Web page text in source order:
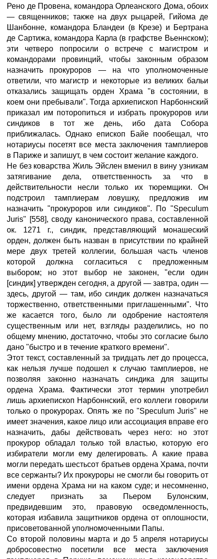
Рено де Провена, командора Орлеанского Дома, обоих
— священников; также на двух рыцарей, Гийома де
Шанбонне, командора Бландеи (в Крезе) и Бертрана
де Сартижа, командора Карла (в графстве Вьеннском);
эти четверо попросили о встрече с магистром и
командорами провинций, чтобы законным образом
назначить прокуроров — на что уполномоченные
ответили, что магистр и некоторые из великих бальи
отказались защищать орден Храма "в состоянии, в
коем они пребывали". Тогда архиепископ Нарбоннский
приказал им поторопиться и избрать прокуроров или
синдиков в тот же день, ибо дата Собора
приближалась. Однако епископ Байе пообещал, что
нотариусы посетят все места заключения тамплиеров
в Париже и запишут, в чем состоит желание каждого.
Не без коварства Жиль Эйслен вменил в вину узникам
затягивание дела, ответственность за что в
действительности несли только их тюремщики. Он
подстроил тамплиерам ловушку, предложив им
назначить "прокуроров или синдиков". По "Speculum
Juris" [558], своду канонического права, составленной
ок. 1271 г., синдик, представляющий монашеский
орден, должен быть назван в присутствии по крайней
мере двух третей коллегии, большая часть членов
которой должна согласиться с предложенным
выбором; но этот выбор не законен, "если один
[синдик] утвержден сегодня, а другой — завтра, один —
здесь, другой — там, ибо синдик должен назначаться
торжественно, ответственными приглашенными". Что
же касается того, было ли одобрение настоятеля
существенным или нет, взгляды разделились, но по
общему мнению, достаточно, чтобы это согласие было
дано "быстро и в течение краткого времени".
Этот текст, составленный за тридцать лет до процесса,
как нельзя лучше подошел к случаю тамплиеров, не
позволяя законно назначать синдика для защиты
ордена Храма. Фактически этот термин употребил
лишь архиепископ Нарбоннский, его коллеги говорили
только о прокурорах. Опять же по "Speculum Juris" не
имеет значения, какое лицо или ассоциация вправе его
назначить, дабы действовать через него: но этот
прокурор обладал только той властью, которую его
избиратели могли ему делегировать. А какие права
могли передать шестьсот братьев ордена Храма, почти
все сержанты? Их прокуроры не смогли бы говорить от
имени ордена Храма ни на каком суде; и несомненно,
следует признать за Пьером Булонским,
предвидевшим это, правовую осведомленность,
которая избавила защитников ордена от оплошности,
присоветованной уполномоченными Папы.
Со второй половины марта и до 5 апреля нотариусы
добросовестно посетили все места заключения